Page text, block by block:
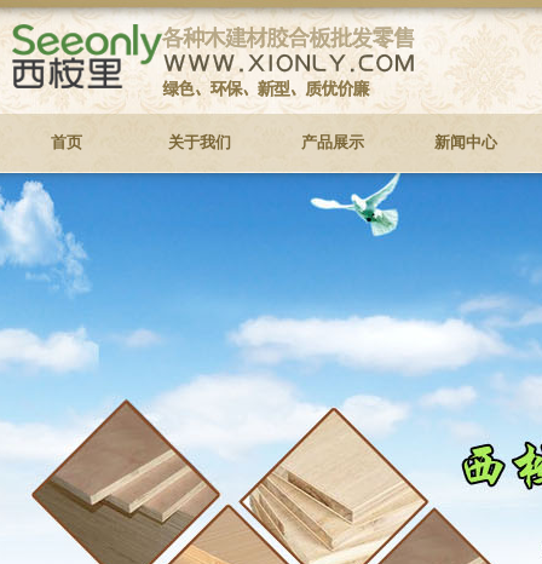
首页 关于我们 产品展示 新闻中心